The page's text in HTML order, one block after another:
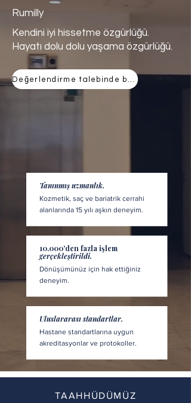
Rumilly
Kendini iyi hissetme özgürlüğü.
Hayatı dolu dolu yaşama özgürlüğü.
Değerlendirme talebinde bulunun
Tanınmış uzmanlık.
Kozmetik, saç ve bariatrik cerrahi
alanlarında 15 yılı aşkın deneyim.
10.000'den fazla işlem
gerçekleştirildi.
Dönüşümünüz için hak ettiğiniz
deneyim.
Uluslararası standartlar.
Hastane standartlarına uygun
akreditasyonlar ve protokoller.
TAAHHÜDÜMÜZ